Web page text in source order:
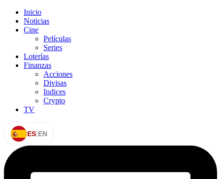
Inicio
Noticias
Cine
Películas
Series
Loterías
Finanzas
Acciones
Divisas
Indices
Crypto
TV
ES|EN